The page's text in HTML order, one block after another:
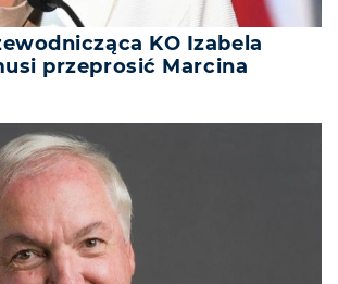
KO Izabela
przeprosić Marcina